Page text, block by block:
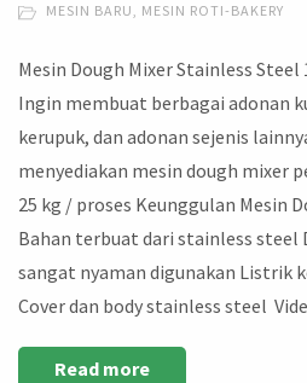
MESIN BARU, MESIN ROTI-BAKERY
Mesin Dough Mixer Stainless Steel
Ingin membuat berbagai adonan
kerupuk, dan adonan sejenis
menyediakan mesin dough mixer
25 kg / proses Keunggulan Mesin
Bahan terbuat dari stainless steel
sangat nyaman digunakan Listrik
Cover dan body stainless steel
Read more